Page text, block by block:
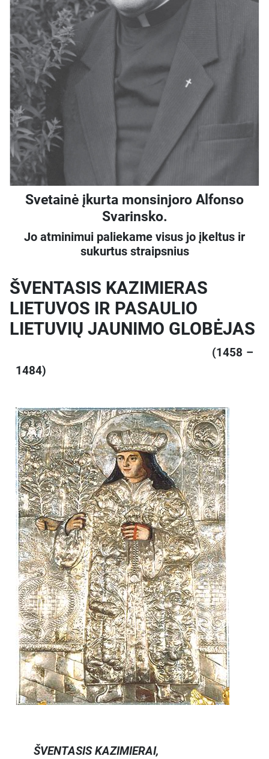
Svetainė įkurta monsinjoro Alfonso
Svarinsko.
Jo atminimui paliekame visus jo įkeltus ir
sukurtus straipsnius
ŠVENTASIS KAZIMIERAS
LIETUVOS IR PASAULIO
LIETUVIŲ JAUNIMO GLOBĖJAS
(1458 –
1484)
ŠVENTASIS KAZIMIERAI,